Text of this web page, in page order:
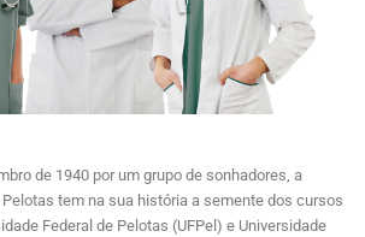
de 1940 por um grupo de sonhadores, a
tem na sua história a semente dos cursos
Federal de Pelotas (UFPel) e Universidade